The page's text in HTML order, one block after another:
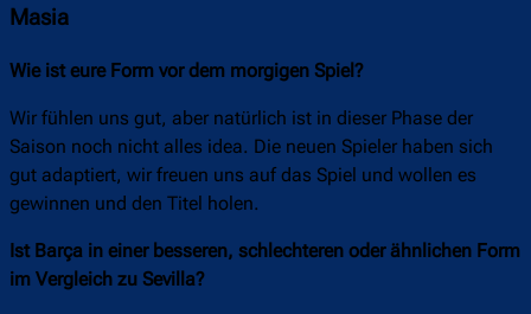
Masia
Wie ist eure Form vor dem morgigen Spiel?
Wir fühlen uns gut, aber natürlich ist in dieser Phase der
Saison noch nicht alles idea. Die neuen Spieler haben sich
gut adaptiert, wir freuen uns auf das Spiel und wollen es
gewinnen und den Titel holen.
Ist Barça in einer besseren, schlechteren oder ähnlichen Form
im Vergleich zu Sevilla?